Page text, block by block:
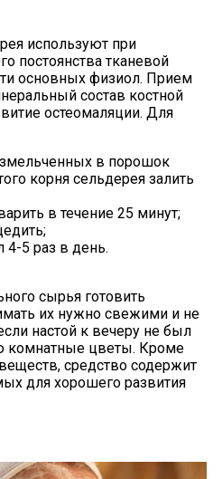
используют при
постоянства тканевой
основных физиол. Прием
состав костной
остеомаляции. Для
в порошок
корня сельдерея залить
в течение 25 минут;
4-5 раз в день.
сырья готовить
их нужно свежими и не
настой к вечеру не был
комнатные цветы. Кроме
средство содержит
для хорошего развития